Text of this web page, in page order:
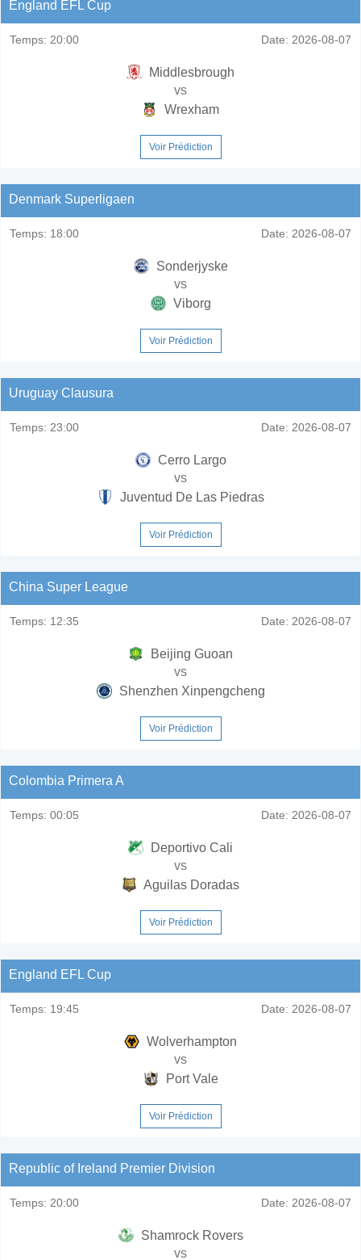
England EFL Cup
Temps: 20:00 Date: 2026-08-07
Middlesbrough
vs
Wrexham
Voir Prédiction
Denmark Superligaen
Temps: 18:00 Date: 2026-08-07
Sonderjyske
vs
Viborg
Voir Prédiction
Uruguay Clausura
Temps: 23:00 Date: 2026-08-07
Cerro Largo
vs
Juventud De Las Piedras
Voir Prédiction
China Super League
Temps: 12:35 Date: 2026-08-07
Beijing Guoan
vs
Shenzhen Xinpengcheng
Voir Prédiction
Colombia Primera A
Temps: 00:05 Date: 2026-08-07
Deportivo Cali
vs
Aguilas Doradas
Voir Prédiction
England EFL Cup
Temps: 19:45 Date: 2026-08-07
Wolverhampton
vs
Port Vale
Voir Prédiction
Republic of Ireland Premier Division
Temps: 20:00 Date: 2026-08-07
Shamrock Rovers
vs